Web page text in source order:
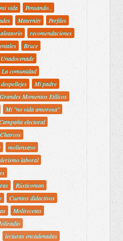
vida
Pensando..
Maternity
Perfiles
recomendaciones
Bruce
Unadocenade
La comunidad
despellejes
Mi padre
Momentos Etílicos
Mi "no vida amorosa"
electoral
moliensayo
laboral
Rústicoman
Cuentos didactivos
Molirecetas
lecturas encadenadas